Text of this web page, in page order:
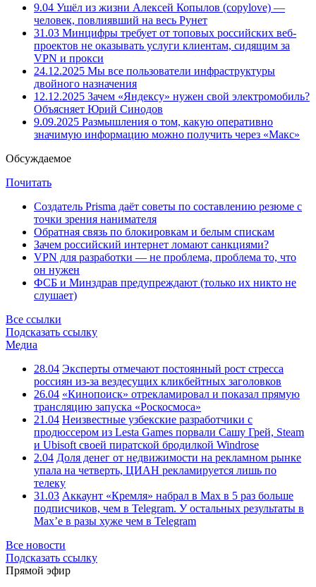
9.04 Ушёл из жизни Алексей Копылов (copylove) —
человек, повлиявший на весь Рунет
31.03 Минцифры требует от топовых российских веб-
проектов не оказывать услуги клиентам, сидящим за
VPN и прокси
24.12.2025 Мы все пользователи инфраструктуры
двойного назначения
12.12.2025 Зачем «Яндексу» нужен свой электромобиль?
Объясняет Юрий Синодов
9.09.2025 Размышления о том, какую оперативно
значимую информацию можно получить через «Макс»
Обсуждаемое
Почитать
Создатель Prisma даёт советы по составлению резюме с
точки зрения нанимателя
Обратная связь по блокировкам и белым спискам
Зачем российский интернет ломают санкциями?
VPN для разработки — не проблема, проблема то, что
он нужен
ФСБ и Минздрав предупреждают (только их никто не
слушает)
Все ссылки
Подсказать ссылку
Медиа
28.04 Эксперты отмечают постоянный рост стресса
россиян из-за вездесущих кликбейтных заголовков
26.04 «Кинопоиск» отрекламировал и показал прямую
трансляцию запуска «Роскосмоса»
21.04 Неизвестные узбекские разработчики с
продюссером из Lesta Games порвали Сашу Грей, Steam
и Ubisoft своей пиратской бродилкой Windrose
2.04 Доля денег от недвижимости на рекламном рынке
упала на четверть, ЦИАН рекламируется лишь по
телеку
31.03 Аккаунт «Кремля» набрал в Max в 5 раз больше
подписчиков, чем в Telegram. У остальных результаты в
Max’е в разы хуже чем в Telegram
Все новости
Подсказать ссылку
Прямой эфир